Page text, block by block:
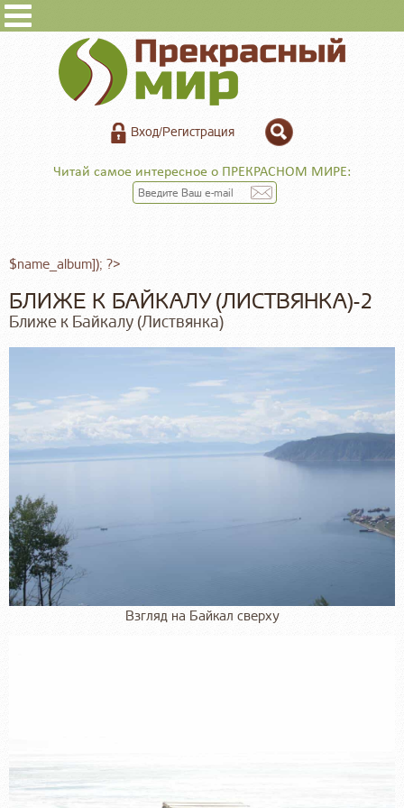
Вход/Регистрация
Читай самое интересное о ПРЕКРАСНОМ МИРЕ:
$name_album]); ?>
БЛИЖЕ К БАЙКАЛУ (ЛИСТВЯНКА)-2
Ближе к Байкалу (Листвянка)
Взгляд на Байкал сверху